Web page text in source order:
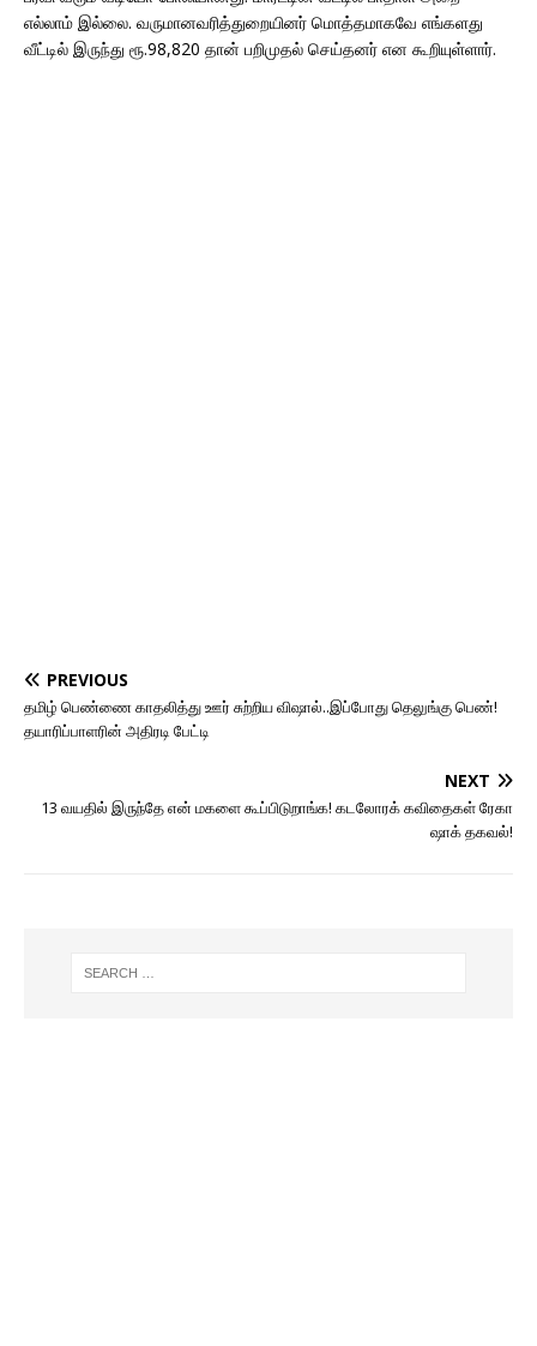
எல்லாம் இல்லை. வருமானவரித்துறையினர் மொத்தமாகவே எங்களது
வீட்டில் இருந்து ரூ.98,820 தான் பறிமுதல் செய்தனர் என கூறியுள்ளார்.
PREVIOUS
தமிழ் பெண்ணை காதலித்து ஊர் சுற்றிய விஷால்..இப்போது தெலுங்கு பெண்!
தயாரிப்பாளரின் அதிரடி பேட்டி
NEXT
13 வயதில் இருந்தே என் மகளை கூப்பிடுறாங்க! கடலோரக் கவிதைகள் ரேகா
ஷாக் தகவல்!